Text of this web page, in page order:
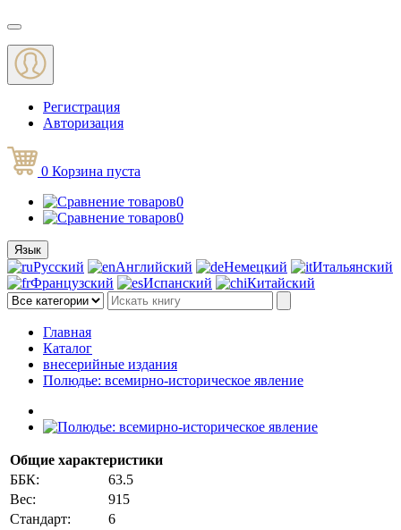
Меню
Регистрация
Авторизация
0 Корзина пуста
0
0
Язык
Русский Английский Немецкий
Итальянский
Французский
Испанский Китайский
Главная
Каталог
внесерийные издания
Полюдье: всемирно-историческое явление
Общие характеристики
ББК:
63.5
Вес:
915
Стандарт:
6